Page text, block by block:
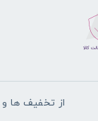
از تخفیف ها